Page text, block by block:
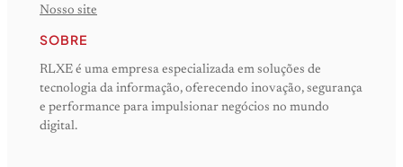
Nosso site
SOBRE
RLXE é uma empresa especializada em soluções de
tecnologia da informação, oferecendo inovação, segurança
e performance para impulsionar negócios no mundo
digital.